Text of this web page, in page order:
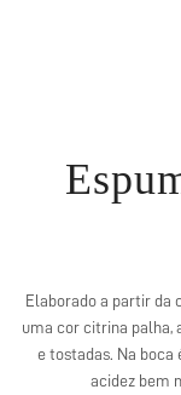
Elaborado a partir da
uma cor citrina palha,
e tostadas. Na
acidez bem